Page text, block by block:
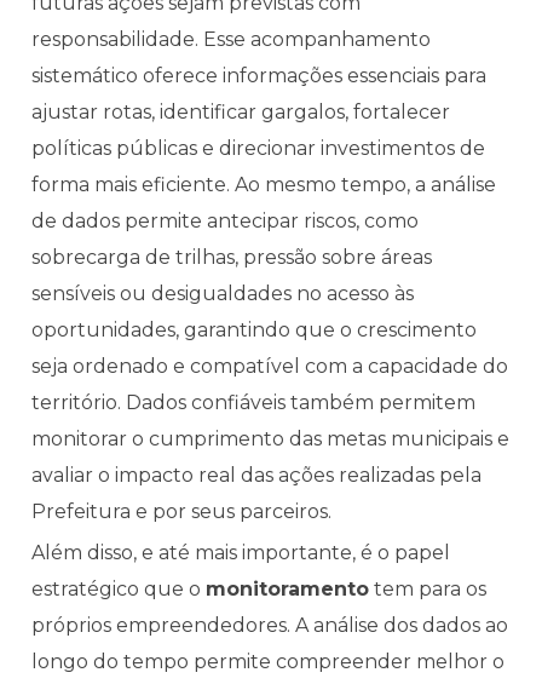
responsabilidade. Esse acompanhamento
sistemático oferece informações essenciais para
ajustar rotas, identificar gargalos, fortalecer
políticas públicas e direcionar investimentos de
forma mais eficiente. Ao mesmo tempo, a análise
de dados permite antecipar riscos, como
sobrecarga de trilhas, pressão sobre áreas
sensíveis ou desigualdades no acesso às
oportunidades, garantindo que o crescimento
seja ordenado e compatível com a capacidade do
território. Dados confiáveis também permitem
monitorar o cumprimento das metas municipais e
avaliar o impacto real das ações realizadas pela
Prefeitura e por seus parceiros.
Além disso, e até mais importante, é o papel
estratégico que o monitoramento tem para os
próprios empreendedores. A análise dos dados ao
longo do tempo permite compreender melhor o